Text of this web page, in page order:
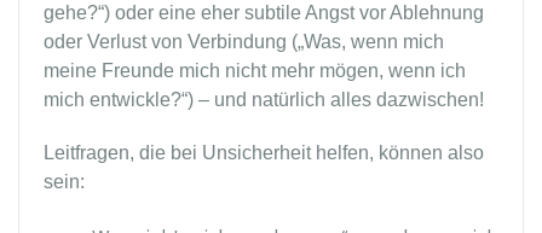
gehe?“) oder eine eher subtile Angst vor Ablehnung
oder Verlust von Verbindung („Was, wenn mich
meine Freunde mich nicht mehr mögen, wenn ich
mich entwickle?“) – und natürlich alles dazwischen!
Leitfragen, die bei Unsicherheit helfen, können also
sein: